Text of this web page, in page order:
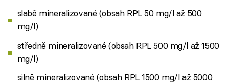
slabě mineralizované (obsah RPL 50 mg/l až 500
mg/l)
středně mineralizované (obsah RPL 500 mg/l až 1500
mg/l)
silně mineralizované (obsah RPL 1500 mg/l až 5000